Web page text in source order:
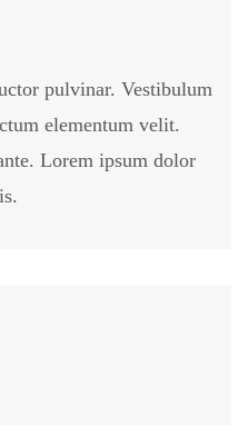
pulvinar. Vestibulum
elementum velit.
Lorem ipsum dolor